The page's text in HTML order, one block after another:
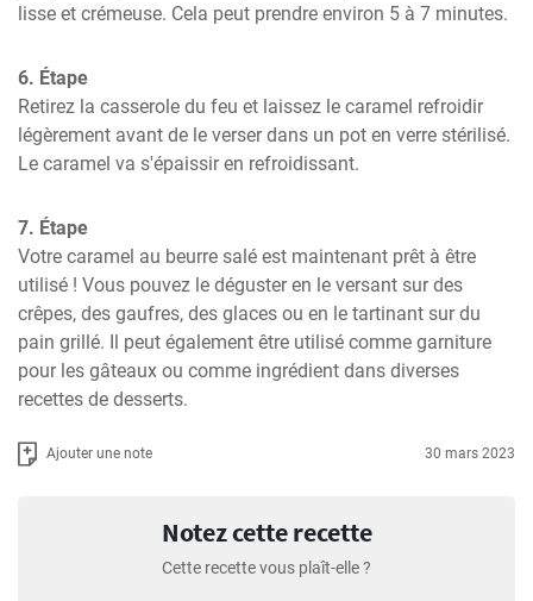
lisse et crémeuse. Cela peut prendre environ 5 à 7 minutes.
6. Étape
Retirez la casserole du feu et laissez le caramel refroidir
légèrement avant de le verser dans un pot en verre stérilisé.
Le caramel va s'épaissir en refroidissant.
7. Étape
Votre caramel au beurre salé est maintenant prêt à être
utilisé ! Vous pouvez le déguster en le versant sur des
crêpes, des gaufres, des glaces ou en le tartinant sur du
pain grillé. Il peut également être utilisé comme garniture
pour les gâteaux ou comme ingrédient dans diverses
recettes de desserts.
Ajouter une note 30 mars 2023
Notez cette recette
Cette recette vous plaît-elle ?